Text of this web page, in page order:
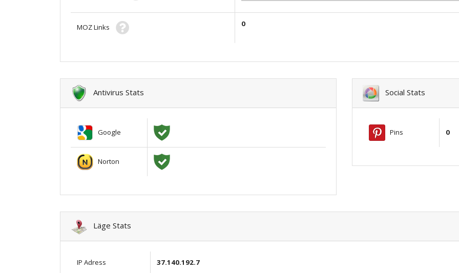
MOZ Links 0
Antivirus Stats
Google
Norton
Social Stats
Pins 0
Läge Stats
IP Adress 37.140.192.7